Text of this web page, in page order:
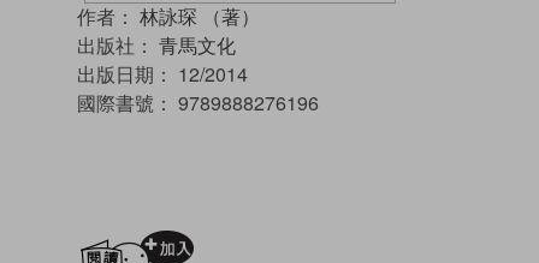
作者： 林詠琛 （著）
出版社： 青馬文化
出版日期： 12/2014
國際書號： 9789888276196